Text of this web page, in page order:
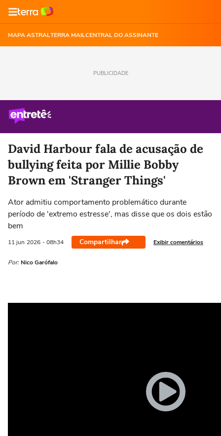
MAPA ASTRALTERRA MAILCENTRAL DO ASSINANTE
PUBLICIDADE
David Harbour fala de acusação de
bullying feita por Millie Bobby
Brown em 'Stranger Things'
Ator admitiu comportamento problemático durante
período de 'extremo estresse', mas disse que os dois estão
bem
11 jun 2026 - 08h34 Compartilhar Exibir comentários
Por: Nico Garófalo